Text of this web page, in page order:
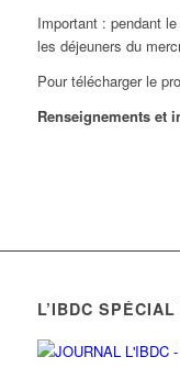
Important : pendant
les déjeuners du
Pour télécharger le
Renseignements et
L’IBDC